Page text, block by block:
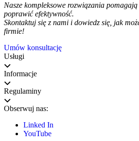
Nasze kompleksowe rozwiązania
poprawić efektywność.
Skontaktuj się z nami i dowiedz się, jak
firmie!
Umów konsultację
Usługi
Informacje
Regulaminy
Obserwuj nas:
Linked In
YouTube